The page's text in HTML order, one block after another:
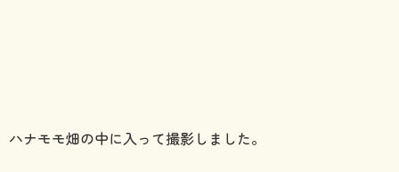
ハナモモ畑の中に入って撮影しました。